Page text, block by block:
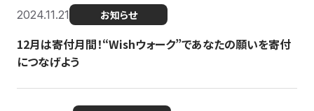
2024.11.21 お知らせ
12月は寄付月間！“Wishウォーク”であなたの願いを寄付
につなげよう